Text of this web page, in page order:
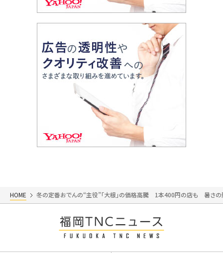
HOME 冬の定番おでんの“主役”「大根」の価格高騰 1本400円の店も 暑さ